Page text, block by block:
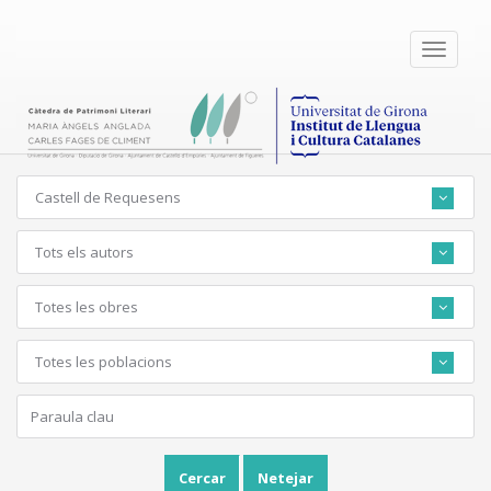
Toggle
Castell de Requesens
Tots els autors
Totes les obres
Totes les poblacions
Cercar Netejar